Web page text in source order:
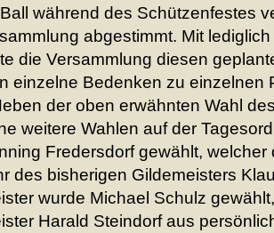
während des Schützenfestes
abgestimmt. Mit
die Versammlung diesen
einzelne Bedenken zu einzelnen
der oben erwähnten Wahl
weitere Wahlen auf der
Fredersdorf gewählt, welcher
des bisherigen Gildemeisters
wurde Michael Schulz
Harald Steindorf aus